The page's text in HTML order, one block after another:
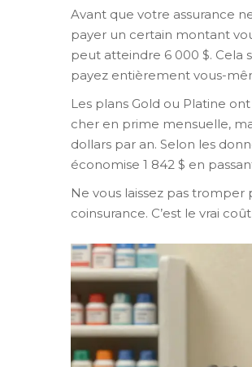
Avant que votre assurance
payer un certain montant
peut atteindre 6 000 $. Cela
payez entièrement vous-
Les plans Gold ou Platine
cher en prime mensuelle,
dollars par an. Selon les
économise 1 842 $ en
Ne vous laissez pas
coinsurance. C’est le vrai